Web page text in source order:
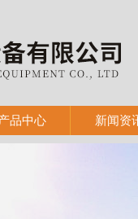
品中心 新闻资